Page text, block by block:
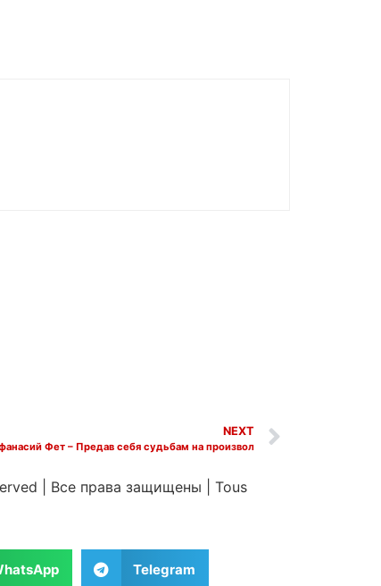
NEXT
Фет – Предав себя судьбам на произвол
Все права защищены
Tous
Telegram